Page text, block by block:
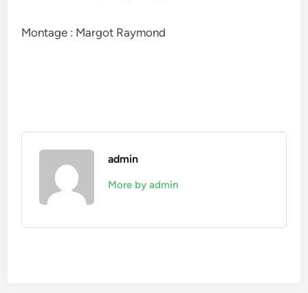
Montage : Margot Raymond
admin
More by admin